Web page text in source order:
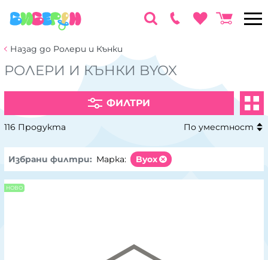
Назад до Ролери и Кънки
РОЛЕРИ И КЪНКИ BYOX
ФИЛТРИ
116 Продукта По уместност
Избрани филтри: Марка: Byox
НОВО